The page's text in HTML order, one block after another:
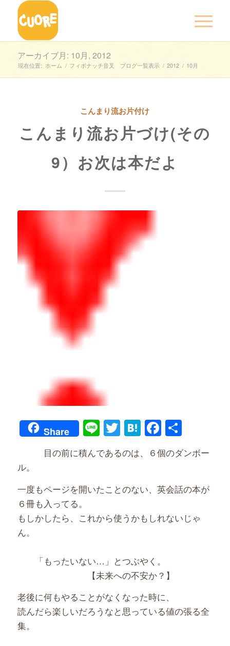
アーカイブ月: 10月, 2012
現在位置: ホーム / フィボナッチ音叉 ブログ一覧表示 / 2012 / 10月
こんまり流お片付け
こんまり流お片づけ(その
9）お次は本だよ
Share LineTwitter
Hatena共
有
目の前に積んであるのは、６個のダンボー
ル。
一度もページを開いたことのない、英会話の本が
６冊も入ってる。
もしかしたら、これから使うかもしれないじゃ
ん。
「もったいない…」とつぶやく。
【未来への不安か？】
老後に何もやることがなくなった時に、
読んだら楽しいだろうなと思っている値の張る全
集。